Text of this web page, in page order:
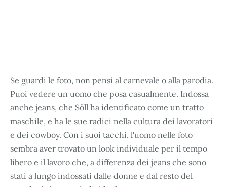
Se guardi le foto, non pensi al carnevale o alla parodia.
Puoi vedere un uomo che posa casualmente. Indossa
anche jeans, che Söll ha identificato come un tratto
maschile, e ha le sue radici nella cultura dei lavoratori
e dei cowboy. Con i suoi tacchi, l'uomo nelle foto
sembra aver trovato un look individuale per il tempo
libero e il lavoro che, a differenza dei jeans che sono
stati a lungo indossati dalle donne e dal resto del